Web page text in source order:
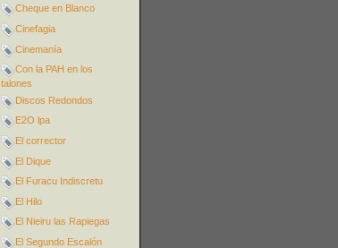
Cheque en Blanco
Cinefagia
Cinemanía
Con la PAH en los
talones
Discos Redondos
E2O lpa
El corrector
El Dique
El Furacu Indiscretu
El Hilo
El Nieiru las Rapiegas
El Segundo Escalón